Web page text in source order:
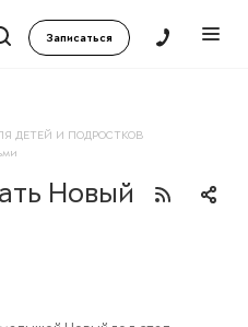
Записаться
ДЕТЕЙ И ПОДРОСТКОВ
Новый